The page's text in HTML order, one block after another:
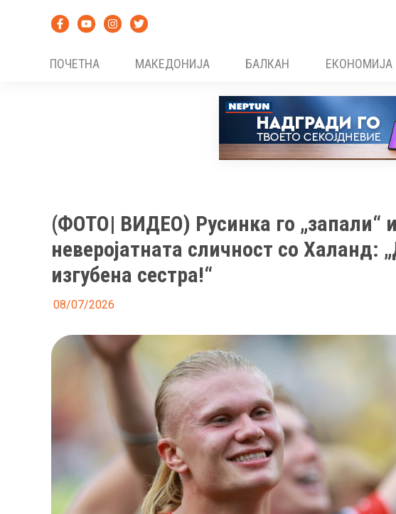
ПОЧЕТНА
МАКЕДОНИЈА БАЛКАН ЕКОНОМИЈА
(ФОТО| ВИДЕО) Русинка го „запали“
неверојатната сличност со Халанд:
изгубена сестра!“
08/07/2026